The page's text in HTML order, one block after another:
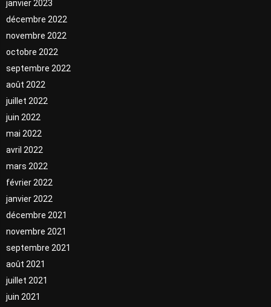
janvier 2023
décembre 2022
novembre 2022
octobre 2022
septembre 2022
août 2022
juillet 2022
juin 2022
mai 2022
avril 2022
mars 2022
février 2022
janvier 2022
décembre 2021
novembre 2021
septembre 2021
août 2021
juillet 2021
juin 2021